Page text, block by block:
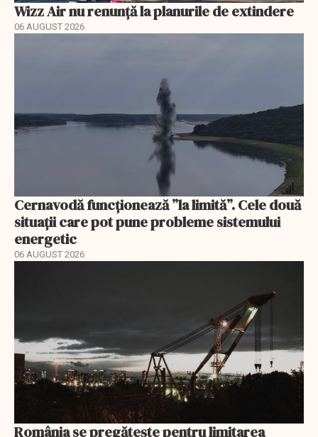
Wizz Air nu renunță la planurile de extindere
06 AUGUST 2026
Cernavodă funcționează ”la limită”. Cele două
situații care pot pune probleme sistemului
energetic
06 AUGUST 2026
România se pregătește pentru limitarea